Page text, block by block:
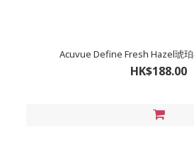
Acuvue Define Fresh Hazel琥
HK$188.00